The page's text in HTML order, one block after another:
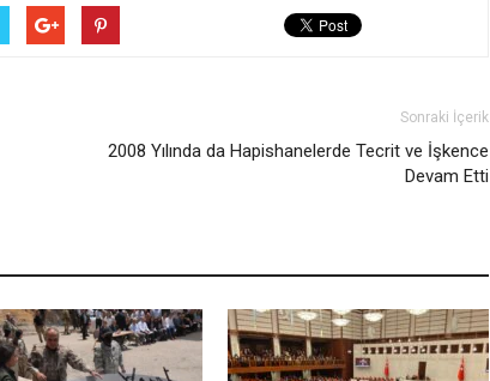
Sonraki İçerik
2008 Yılında da Hapishanelerde Tecrit ve İşkence
Devam Etti